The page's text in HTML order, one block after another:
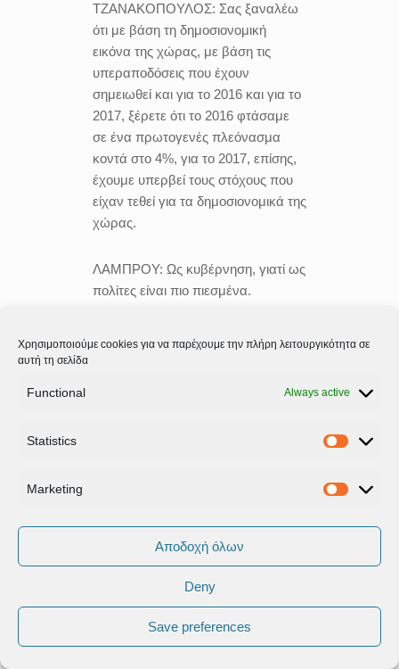
Χρησιμοποιούμε cookies για να παρέχουμε την πλήρη λειτουργικότητα σε
αυτή τη σελίδα
Functional Always active
Statistics
Marketing
Αποδοχή όλων
Deny
Save preferences
ΤΖΑΝΑΚΟΠΟΥΛΟΣ: Σας ξαναλέω
ότι με βάση τη δημοσιονομική
εικόνα της χώρας, με βάση τις
υπεραποδόσεις που έχουν
σημειωθεί και για το 2016 και για το
2017, ξέρετε ότι το 2016 φτάσαμε
σε ένα πρωτογενές πλεόνασμα
κοντά στο 4%, για το 2017, επίσης,
έχουμε υπερβεί τους στόχους που
είχαν τεθεί για τα δημοσιονομικά της
χώρας.
ΛΑΜΠΡΟΥ: Ως κυβέρνηση, γιατί ως
πολίτες είναι πιο πιεσμένα.
ΤΖΙΜΑ:
Άρα, λοιπόν, αν
2018. Ωστόσο, αυτή τη στιγμή, δεν
συζήτηση. Αυτή τη στιγμή, προέχει
να πάρουμε την καλύτερη δυνατή